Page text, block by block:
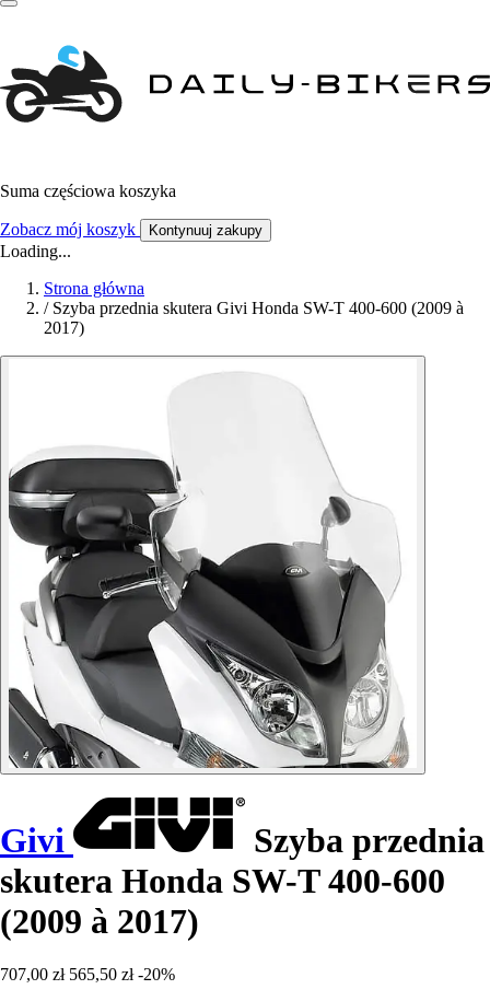
Suma częściowa koszyka
Zobacz mój koszyk Kontynuuj zakupy
Loading...
Strona główna
/ Szyba przednia skutera Givi Honda SW-T 400-600 (2009 à
2017)
Givi
Szyba przednia
skutera Honda SW-T 400-600
(2009 à 2017)
707,00 zł 565,50 zł -20%